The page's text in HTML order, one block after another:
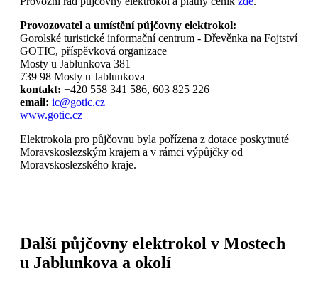
Provozovatel a umístění půjčovny elektrokol:
Gorolské turistické informační centrum - Dřevěnka na Fojtství
GOTIC, příspěvková organizace
Mosty u Jablunkova 381
739 98 Mosty u Jablunkova
kontakt: +420 558 341 586, 603 825 226
email: ic@gotic.cz
www.gotic.cz
Elektrokola pro půjčovnu byla pořízena z dotace poskytnuté
Moravskoslezským krajem a v rámci výpůjčky od
Moravskoslezského kraje.
Další půjčovny elektrokol v Mostech
u Jablunkova a okolí